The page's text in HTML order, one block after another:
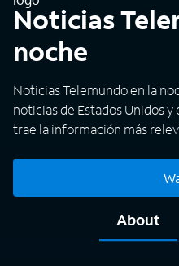
Noticias
noche
Noticias Telemundo en la
noticias de Estados Unidos
trae la información más
About